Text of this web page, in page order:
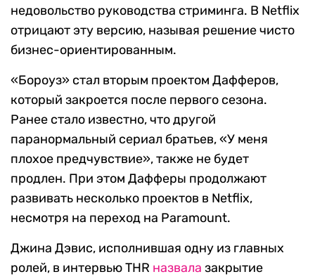
недовольство руководства стриминга. В Netflix
отрицают эту версию, называя решение чисто
бизнес-ориентированным.
«Бороуз» стал вторым проектом Дафферов,
который закроется после первого сезона.
Ранее стало известно, что другой
паранормальный сериал братьев, «У меня
плохое предчувствие», также не будет
продлен. При этом Дафферы продолжают
развивать несколько проектов в Netflix,
несмотря на переход на Paramount.
Джина Дэвис, исполнившая одну из главных
ролей, в интервью THR назвала закрытие